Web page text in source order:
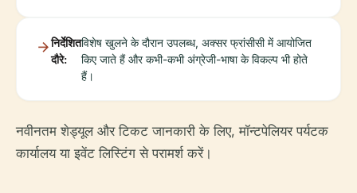
निर्देशित
दौरे:
विशेष खुलने के दौरान उपलब्ध, अक्सर फ्रांसीसी में आयोजित
किए जाते हैं और कभी-कभी अंग्रेजी-भाषा के विकल्प भी होते
हैं।
नवीनतम शेड्यूल और टिकट जानकारी के लिए, मॉन्टपेलियर पर्यटक
कार्यालय या इवेंट लिस्टिंग से परामर्श करें।